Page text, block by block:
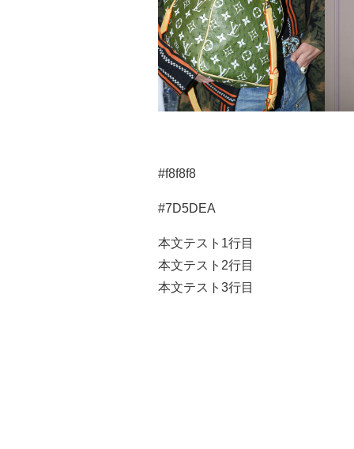
#f8f8f8
#7D5DEA
本文テスト1行目
本文テスト2行目
本文テスト3行目